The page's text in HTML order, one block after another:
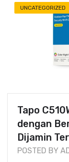
UNCATEGORIZED
Tapo
dengan
Dijamin
POSTED BY